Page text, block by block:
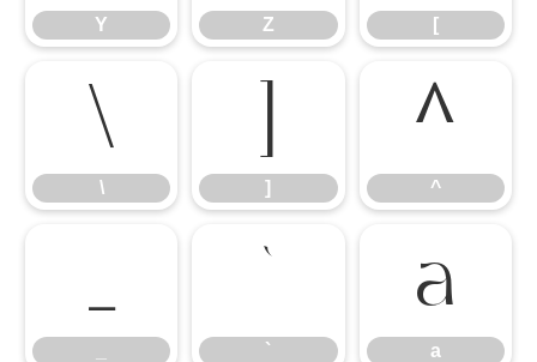
Y Z [
\
\ ]
^
^
_ `
`
a
a